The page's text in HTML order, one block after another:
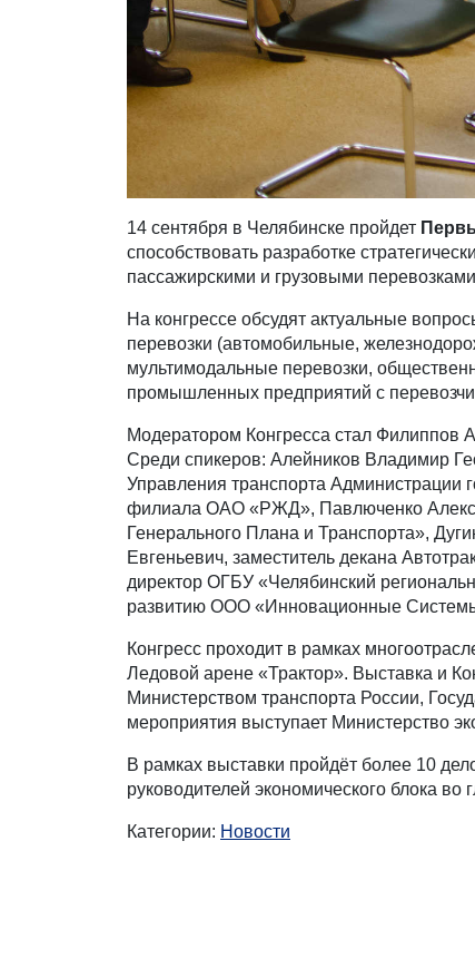
14 сентября в Челябинске пройдет
способствовать разработке
пассажирскими и грузовыми
На конгрессе обсудят актуальные
перевозки (автомобильные,
мультимодальные перевозки,
промышленных предприятий с
Модератором Конгресса стал Филиппов
Среди спикеров: Алейников Владимир
Управления транспорта
филиала ОАО «РЖД», Павлюченко
Генерального Плана и Транспорта»,
Евгеньевич, заместитель декана
директор ОГБУ «Челябинский
развитию ООО «Инновационные
Конгресс проходит в рамках
Ледовой арене «Трактор». Выставка и
Министерством транспорта России,
мероприятия выступает Министерство
В рамках выставки пройдёт более 10
руководителей экономического блока
Категории: Новости